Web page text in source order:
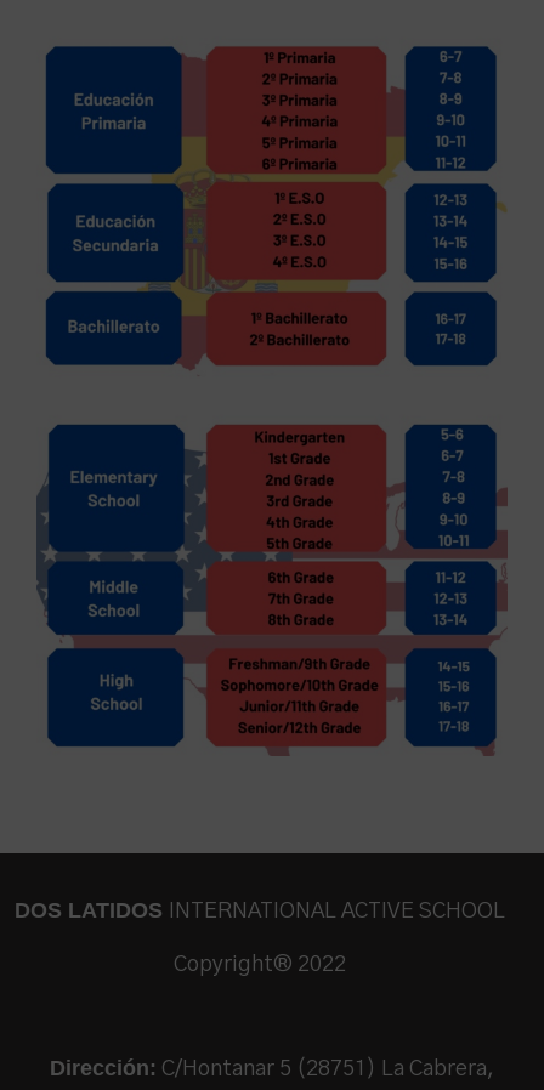
DOS LATIDOS INTERNATIONAL ACTIVE SCHOOL
Copyright® 2022
Dirección: C/Hontanar 5 (28751) La Cabrera,